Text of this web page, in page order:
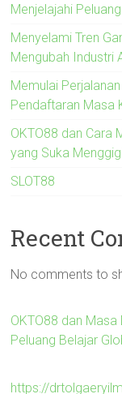
Menjelajahi
Menyelami Tren
Mengubah Industri
Memulai
Pendaftaran Masa
OKTO88 dan Cara
yang Suka
SLOT88
Recent
No comments to
OKTO88 dan
Peluang Belajar
https://